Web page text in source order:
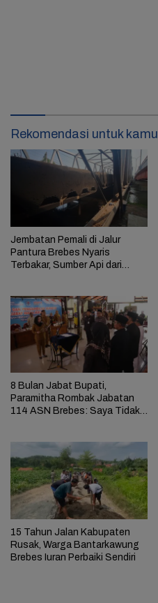
Rekomendasi untuk kamu
Jembatan Pemali di Jalur
Pantura Brebes Nyaris
Terbakar, Sumber Api dari
8 Bulan Jabat Bupati,
Paramitha Rombak Jabatan
114 ASN Brebes: Saya Tidak
15 Tahun Jalan Kabupaten
Rusak, Warga Bantarkawung
Brebes Iuran Perbaiki Sendiri